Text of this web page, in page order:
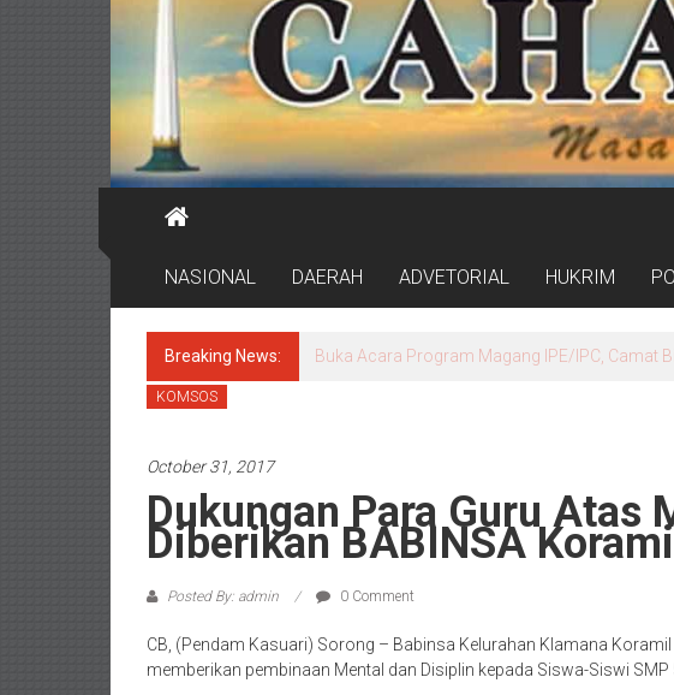
NASIONAL DAERAH ADVETORIAL HUKRIM
Breaking News: DPRD Surabaya Pastikan Program Kampung
KOMSOS
October 31, 2017
Dukungan Para Guru Atas
Diberikan BABINSA
Posted By: admin 0 Comment
CB, (Pendam Kasuari) Sorong – Babinsa Kelurahan Klamana
memberikan pembinaan Mental dan Disiplin kepada Siswa-Siswi